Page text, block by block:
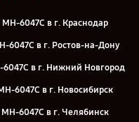
6047C в г. Краснодар
6047C в г. Ростов-на-Дону
в г. Нижний Новгород
6047C в г. Новосибирск
6047C в г. Челябинск